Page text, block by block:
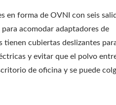
en forma de OVNI con seis
acomodar adaptadores de
tienen cubiertas deslizantes
y evitar que el polvo
de oficina y se puede